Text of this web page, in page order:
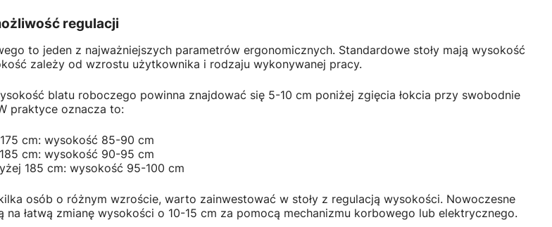
regulacji
to jeden z najważniejszych parametrów ergonomicznych. Standardowe stoły mają wysokość
zależy od wzrostu użytkownika i rodzaju wykonywanej pracy.
blatu roboczego powinna znajdować się 5-10 cm poniżej zgięcia łokcia przy swobodnie
praktyce oznacza to:
cm: wysokość 85-90 cm
cm: wysokość 90-95 cm
185 cm: wysokość 95-100 cm
osób o różnym wzroście, warto zainwestować w stoły z regulacją wysokości. Nowoczesne
na łatwą zmianę wysokości o 10-15 cm za pomocą mechanizmu korbowego lub elektrycznego.